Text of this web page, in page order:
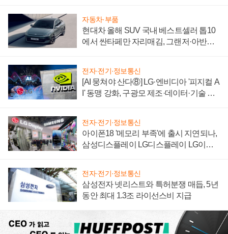
자동차·부품
현대차 올해 SUV 국내 베스트셀러 톱10
에서 싼타페만 자리매김, 그랜저·아반떼
전자·전기·정보통신
[AI 뭉쳐야 산다⑧] LG·엔비디아 '피지컬 A
I' 동맹 강화, 구광모 제조·데이터·기술 결
전자·전기·정보통신
아이폰18 '메모리 부족'에 출시 지연되나,
삼성디스플레이 LG디스플레이 LG이노
전자·전기·정보통신
삼성전자 넷리스트와 특허분쟁 매듭, 5년
동안 최대 1.3조 라이선스비 지급